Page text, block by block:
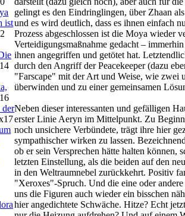
ist
der
gelingt es den Eindringlingen, über Zhaan
und es wird deutlich, dass es ihnen einfach
Prozess abgeschlossen ist die Moya wieder
Verteidigungsmaßnahme gedacht –
ihnen angegriffen und getötet hat.
durch den Angriff der Peacekeeper (dazu
"Farscape" mit der Art und Weise, wie zwei
überwinden und zu einer gemeinsamen
Neben dieser interessanten und gefälligen
erster Linie Aeryn im Mittelpunkt. Zu
noch unsichere Verbündete, trägt ihre hier
sympathischer wirken zu lassen.
ob er sein Versprechen hätte halten
letzten Einstellung, als die beiden auf den
in den Weltraumnebel zurückkehrt. Positiv
"Xeroxes"-Spruch. Und die eine oder
uns die Figuren auch wieder ein bisschen
hier angedichtete Schwäche. Hitze? Echt